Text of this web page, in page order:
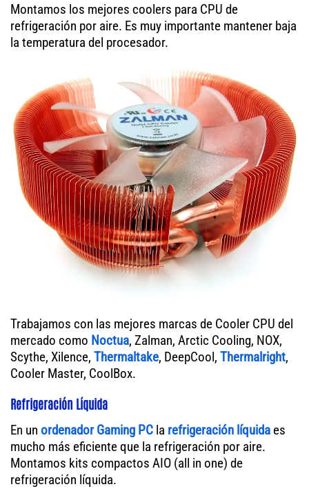
Montamos los mejores coolers para CPU de
refrigeración por aire. Es muy importante mantener baja
la temperatura del procesador.
Trabajamos con las mejores marcas de Cooler CPU del
mercado como Noctua, Zalman, Arctic Cooling, NOX,
Scythe, Xilence, Thermaltake, DeepCool, Thermalright,
Cooler Master, CoolBox.
Refrigeración Líquida
En un ordenador Gaming PC la refrigeración líquida es
mucho más eficiente que la refrigeración por aire.
Montamos kits compactos AIO (all in one) de
refrigeración líquida.